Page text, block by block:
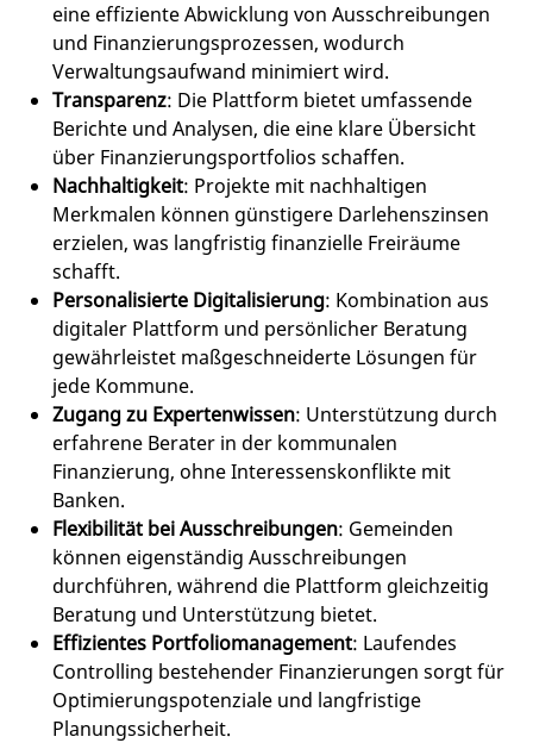
eine effiziente Abwicklung von Ausschreibungen
und Finanzierungsprozessen, wodurch
Verwaltungsaufwand minimiert wird.
Transparenz: Die Plattform bietet umfassende
Berichte und Analysen, die eine klare Übersicht
über Finanzierungsportfolios schaffen.
Nachhaltigkeit: Projekte mit nachhaltigen
Merkmalen können günstigere Darlehenszinsen
erzielen, was langfristig finanzielle Freiräume
schafft.
Personalisierte Digitalisierung: Kombination aus
digitaler Plattform und persönlicher Beratung
gewährleistet maßgeschneiderte Lösungen für
jede Kommune.
Zugang zu Expertenwissen: Unterstützung durch
erfahrene Berater in der kommunalen
Finanzierung, ohne Interessenskonflikte mit
Banken.
Flexibilität bei Ausschreibungen: Gemeinden
können eigenständig Ausschreibungen
durchführen, während die Plattform gleichzeitig
Beratung und Unterstützung bietet.
Effizientes Portfoliomanagement: Laufendes
Controlling bestehender Finanzierungen sorgt für
Optimierungspotenziale und langfristige
Planungssicherheit.